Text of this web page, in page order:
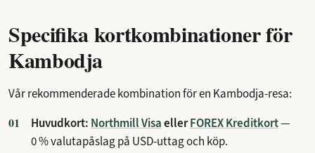
Specifika kortkombinationer för
Kambodja
Vår rekommenderade kombination för en Kambodja-resa:
Huvudkort: Northmill VisaellerFOREX Kreditkort—
0 % valutapåslag på USD-uttag och köp.